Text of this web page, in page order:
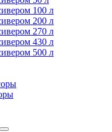
100 л
200 л
270 л
430 л
500 л